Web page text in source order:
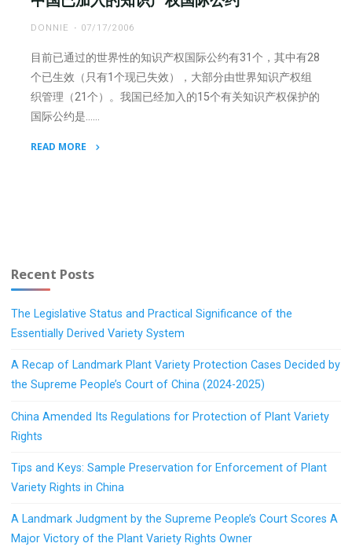
DONNIE 07/17/2006
目前已通过的世界性的知识产权国际公约有31个，其中有28
个已生效（只有1个现已失效），大部分由世界知识产权组
织管理（21个）。我国已经加入的15个有关知识产权保护的
国际公约是……
READ MORE
知
产
权
际
公
Recent Posts
The Legislative Status and Practical Significance of the
Essentially Derived Variety System
A Recap of Landmark Plant Variety Protection Cases Decided by
the Supreme People’s Court of China (2024-2025)
China Amended Its Regulations for Protection of Plant Variety
Rights
Tips and Keys: Sample Preservation for Enforcement of Plant
Variety Rights in China
A Landmark Judgment by the Supreme People’s Court Scores A
Major Victory of the Plant Variety Rights Owner